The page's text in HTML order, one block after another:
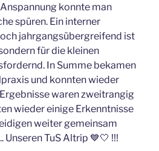
konnte man
spüren. Ein interner
jahrgangsübergreifend ist
für die kleinen
In Summe bekamen
und konnten wieder
waren zweitrangig
wieder einige Erkenntnisse
weiter gemeinsam
Unseren TuS Altrip 💙🤍 !!!